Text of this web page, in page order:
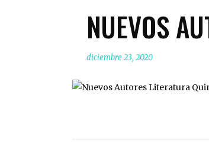
NUEVOS
diciembre 23, 2020